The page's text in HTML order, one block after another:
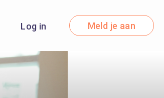
Log in Meld je aan